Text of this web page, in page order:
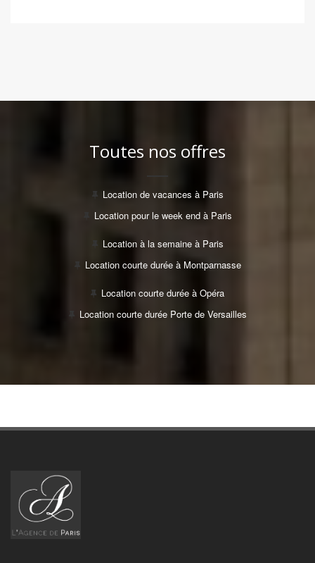
Toutes nos offres
Location de vacances à Paris
Location pour le week end à Paris
Location à la semaine à Paris
Location courte durée à Montparnasse
Location courte durée à Opéra
Location courte durée Porte de Versailles